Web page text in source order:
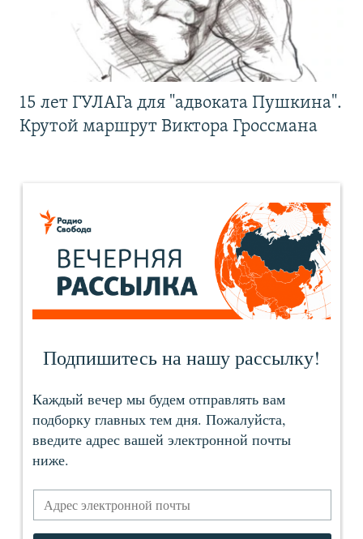
15 лет ГУЛАГа для "адвоката Пушкина".
Крутой маршрут Виктора Гроссмана